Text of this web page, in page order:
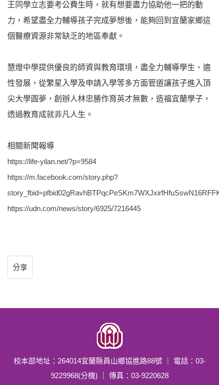
王同學立志要考公費生時，就有想要盡力協助他一把的動
力，希望盡全力輔導孩子完成夢想後，能夠回到宜蘭家鄉這
個醫療資源非常缺乏的地區奉獻。
慧燈中學提供優良的師資與教育環境，盡全力輔導學生、適
性發展，從繁星入學及申請入學等多方面管道讓孩子進入頂
尖大學圓夢，創辦人林忠勝作育英才無數，造福宜蘭學子，
透過教育成就非凡人生。
相關新聞報導
https://life-yilan.net/?p=9584
https://m.facebook.com/story.php?
https://udn.com/news/story/6925/7216445
分享
校本部地址：264014宜蘭縣員山鄉協進路88號 ｜ 電話：03-
9229968(分機) ｜ 傳真：03-9220628